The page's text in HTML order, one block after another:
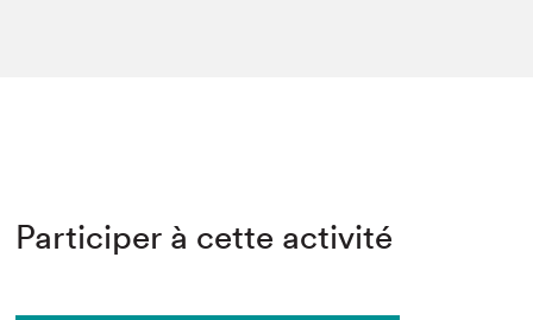
Participer à cette activité